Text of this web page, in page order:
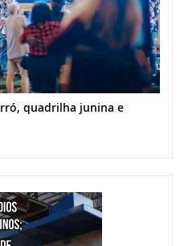
quadrilha junina e